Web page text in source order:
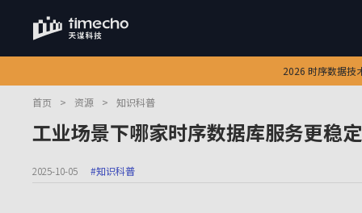
2026 时序数据技
首页 > 资源 > 知识科普
工业场景下哪家时序数据库服务更稳
2025-10-05 #知识科普